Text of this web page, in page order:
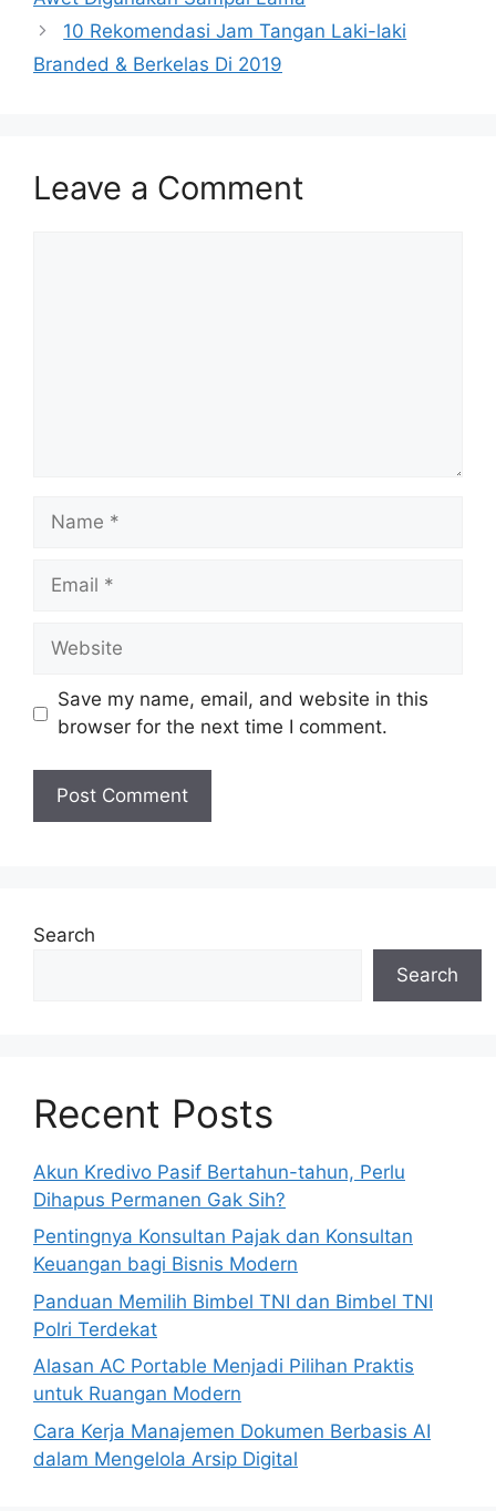
10 Rekomendasi Jam Tangan Laki-laki
Branded & Berkelas Di 2019
Leave a Comment
Name
Email
Website
Save my name, email, and website in this
browser for the next time I comment.
Search
Search
Recent Posts
Akun Kredivo Pasif Bertahun-tahun, Perlu
Dihapus Permanen Gak Sih?
Pentingnya Konsultan Pajak dan Konsultan
Keuangan bagi Bisnis Modern
Panduan Memilih Bimbel TNI dan Bimbel TNI
Polri Terdekat
Alasan AC Portable Menjadi Pilihan Praktis
untuk Ruangan Modern
Cara Kerja Manajemen Dokumen Berbasis AI
dalam Mengelola Arsip Digital